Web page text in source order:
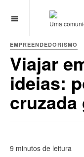
Uma
EMPREENDEDORISMO
Viajar
ideias:
cruzada
9 minutos de leitura